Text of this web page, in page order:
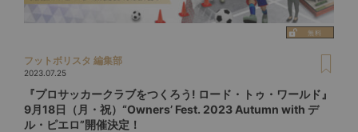
フットボリスタ 編集部
2023.07.25
『プロサッカークラブをつくろう! ロード・トゥ・ワールド』
9月18日（月・祝）“Owners’ Fest. 2023 Autumn with デ
ル・ピエロ”開催決定！